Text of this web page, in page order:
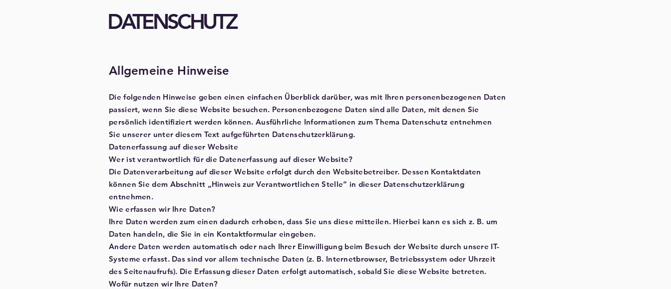
DATENSCHUTZ
Allgemeine Hinweise
Die folgenden Hinweise geben einen einfachen Überblick darüber, was mit Ihren personenbezogenen Daten
passiert, wenn Sie diese Website besuchen. Personenbezogene Daten sind alle Daten, mit denen Sie
persönlich identifiziert werden können. Ausführliche Informationen zum Thema Datenschutz entnehmen
Sie unserer unter diesem Text aufgeführten Datenschutzerklärung.
Datenerfassung auf dieser Website
Wer ist verantwortlich für die Datenerfassung auf dieser Website?
Die Datenverarbeitung auf dieser Website erfolgt durch den Websitebetreiber. Dessen Kontaktdaten
können Sie dem Abschnitt „Hinweis zur Verantwortlichen Stelle“ in dieser Datenschutzerklärung
entnehmen.
Wie erfassen wir Ihre Daten?
Ihre Daten werden zum einen dadurch erhoben, dass Sie uns diese mitteilen. Hierbei kann es sich z. B. um
Daten handeln, die Sie in ein Kontaktformular eingeben.
Andere Daten werden automatisch oder nach Ihrer Einwilligung beim Besuch der Website durch unsere IT-
Systeme erfasst. Das sind vor allem technische Daten (z. B. Internetbrowser, Betriebssystem oder Uhrzeit
des Seitenaufrufs). Die Erfassung dieser Daten erfolgt automatisch, sobald Sie diese Website betreten.
Wofür nutzen wir Ihre Daten?